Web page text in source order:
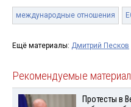
международные отношения
Ещё материалы: Дмитрий Песков
Рекомендуемые
Протесты в